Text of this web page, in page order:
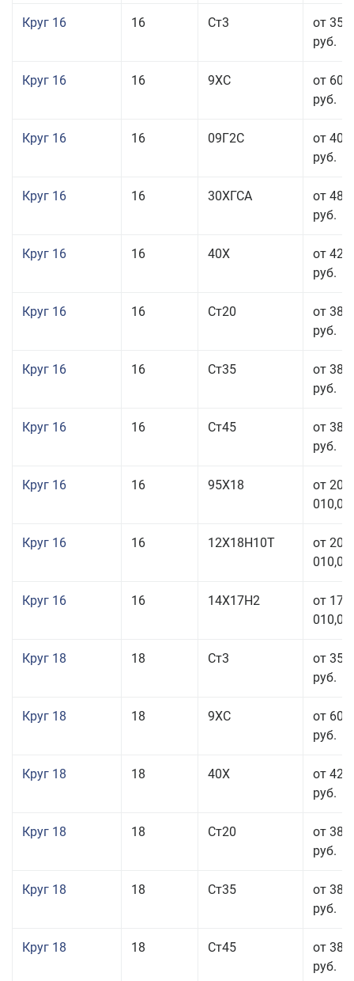
Круг 16 16 Ст3
от 35
руб.
Круг 16 16 9ХС
от 60
руб.
Круг 16 16 09Г2С
от 40
руб.
Круг 16 16 30ХГСА
от 48
руб.
Круг 16 16 40Х
от 42
руб.
Круг 16 16 Ст20
от 38
руб.
Круг 16 16 Ст35
от 38
руб.
Круг 16 16 Ст45
от 38
руб.
Круг 16 16 95Х18
от 208
010,00
Круг 16 16 12Х18Н10Т
от 209
010,00
Круг 16 16 14Х17Н2
от 175
010,00
Круг 18 18 Ст3
от 35
руб.
Круг 18 18 9ХС
от 60
руб.
Круг 18 18 40Х
от 42
руб.
Круг 18 18 Ст20
от 38
руб.
Круг 18 18 Ст35
от 38
руб.
Круг 18 18 Ст45
от 38
руб.